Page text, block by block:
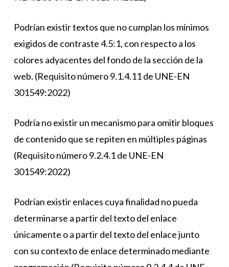
Podrían existir textos que no cumplan los mínimos
exigidos de contraste 4.5:1, con respecto a los
colores adyacentes del fondo de la sección de la
web. (Requisito número 9.1.4.11 de UNE-EN
301549:2022)
Podría no existir un mecanismo para omitir bloques
de contenido que se repiten en múltiples páginas
(Requisito número 9.2.4.1 de UNE-EN
301549:2022)
Podrían existir enlaces cuya finalidad no pueda
determinarse a partir del texto del enlace
únicamente o a partir del texto del enlace junto
con su contexto de enlace determinado mediante